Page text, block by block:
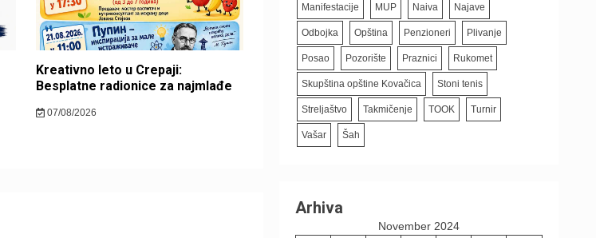
Kreativno leto u Crepaji:
Besplatne radionice za najmlađe
07/08/2026
Manifestacije MUP Naiva Najave
Odbojka Opština Penzioneri Plivanje
Posao Pozorište Praznici Rukomet
Skupština opštine Kovačica Stoni tenis
Streljaštvo Takmičenje TOOK Turnir
Vašar Šah
Arhiva
November 2024